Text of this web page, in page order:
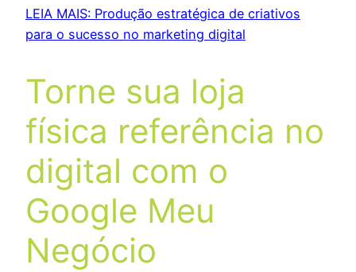
LEIA MAIS: Produção estratégica de criativos
para o sucesso no marketing digital
Torne sua loja
física referência no
digital com o
Google Meu
Negócio